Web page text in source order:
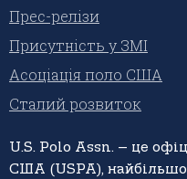
Прес-релізи
Присутність у ЗМІ
Асоціація поло США
Сталий розвиток
U.S. Polo Assn. – це
США (USPA),